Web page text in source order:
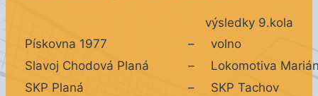
výsledky 9.kola
Pískovna 1977
–
volno
Slavoj Chodová Planá
–
Lokomotiva
SKP Planá
–
SKP Tachov